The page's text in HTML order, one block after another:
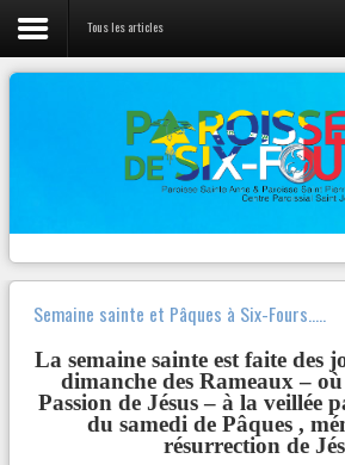
Vie de la Paroisse
Tous les articles
LIENS
L'évangile du jour
Canção Nova
Webradio 100% musique Chrétienne
Diocèse Fréjus-Toulon
Radios
PAGE FACEBOOK
Semaine sainte et Pâques à Six-Fours…..
La semaine sainte est faite des
dimanche des Rameaux –
Passion de Jésus – à la veillée
du samedi de Pâques ,
résurrection de